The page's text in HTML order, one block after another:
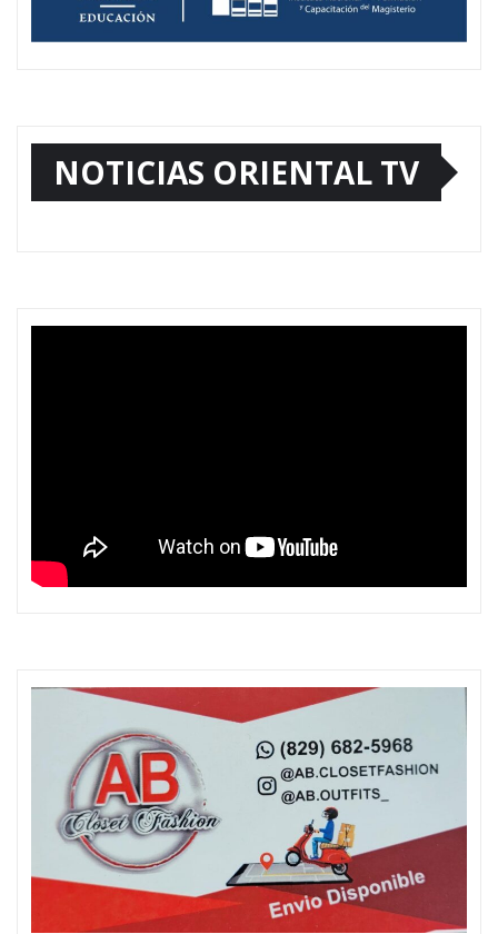
NOTICIAS ORIENTAL TV